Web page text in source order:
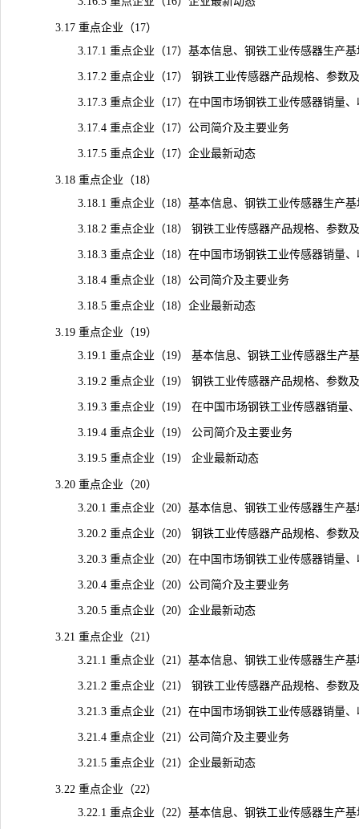
3.17 重点企业（17）
3.17.1 重点企业（17）基本信息、钢铁工业传感器生产基
3.17.2 重点企业（17） 钢铁工业传感器产品规格、参数及
3.17.3 重点企业（17）在中国市场钢铁工业传感器销量、收
3.17.4 重点企业（17）公司简介及主要业务
3.17.5 重点企业（17）企业最新动态
3.18 重点企业（18）
3.18.1 重点企业（18）基本信息、钢铁工业传感器生产基
3.18.2 重点企业（18） 钢铁工业传感器产品规格、参数及
3.18.3 重点企业（18）在中国市场钢铁工业传感器销量、收
3.18.4 重点企业（18）公司简介及主要业务
3.18.5 重点企业（18）企业最新动态
3.19 重点企业（19）
3.19.1 重点企业（19） 基本信息、钢铁工业传感器生产基
3.19.2 重点企业（19） 钢铁工业传感器产品规格、参数及
3.19.3 重点企业（19） 在中国市场钢铁工业传感器销量、
3.19.4 重点企业（19） 公司简介及主要业务
3.19.5 重点企业（19） 企业最新动态
3.20 重点企业（20）
3.20.1 重点企业（20）基本信息、钢铁工业传感器生产基
3.20.2 重点企业（20） 钢铁工业传感器产品规格、参数及
3.20.3 重点企业（20）在中国市场钢铁工业传感器销量、收
3.20.4 重点企业（20）公司简介及主要业务
3.20.5 重点企业（20）企业最新动态
3.21 重点企业（21）
3.21.1 重点企业（21）基本信息、钢铁工业传感器生产基
3.21.2 重点企业（21） 钢铁工业传感器产品规格、参数及
3.21.3 重点企业（21）在中国市场钢铁工业传感器销量、收
3.21.4 重点企业（21）公司简介及主要业务
3.21.5 重点企业（21）企业最新动态
3.22 重点企业（22）
3.22.1 重点企业（22）基本信息、钢铁工业传感器生产基